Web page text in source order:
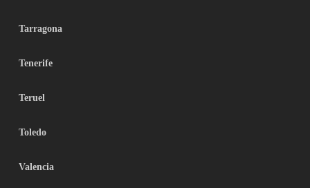
Tarragona
Tenerife
Teruel
Toledo
Valencia